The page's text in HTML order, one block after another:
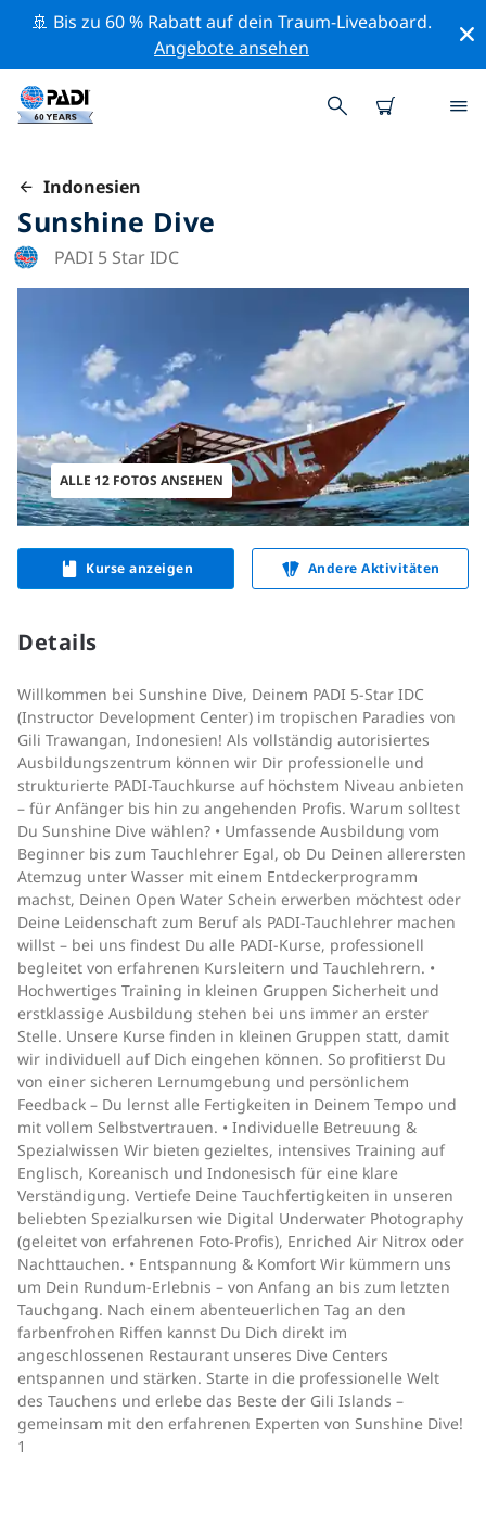
🚢 Bis zu 60 % Rabatt auf dein Traum-Liveaboard.
Angebote ansehen
Indonesien
Sunshine Dive
PADI 5 Star IDC
ALLE 12 FOTOS ANSEHEN
Kurse anzeigen Andere Aktivitäten
Details
Willkommen bei Sunshine Dive, Deinem PADI 5-Star IDC
(Instructor Development Center) im tropischen Paradies von
Gili Trawangan, Indonesien! Als vollständig autorisiertes
Ausbildungszentrum können wir Dir professionelle und
strukturierte PADI-Tauchkurse auf höchstem Niveau anbieten
– für Anfänger bis hin zu angehenden Profis. Warum solltest
Du Sunshine Dive wählen? • Umfassende Ausbildung vom
Beginner bis zum Tauchlehrer Egal, ob Du Deinen allerersten
Atemzug unter Wasser mit einem Entdeckerprogramm
machst, Deinen Open Water Schein erwerben möchtest oder
Deine Leidenschaft zum Beruf als PADI-Tauchlehrer machen
willst – bei uns findest Du alle PADI-Kurse, professionell
begleitet von erfahrenen Kursleitern und Tauchlehrern. •
Hochwertiges Training in kleinen Gruppen Sicherheit und
erstklassige Ausbildung stehen bei uns immer an erster
Stelle. Unsere Kurse finden in kleinen Gruppen statt, damit
wir individuell auf Dich eingehen können. So profitierst Du
von einer sicheren Lernumgebung und persönlichem
Feedback – Du lernst alle Fertigkeiten in Deinem Tempo und
mit vollem Selbstvertrauen. • Individuelle Betreuung &
Spezialwissen Wir bieten gezieltes, intensives Training auf
Englisch, Koreanisch und Indonesisch für eine klare
Verständigung. Vertiefe Deine Tauchfertigkeiten in unseren
beliebten Spezialkursen wie Digital Underwater Photography
(geleitet von erfahrenen Foto-Profis), Enriched Air Nitrox oder
Nachttauchen. • Entspannung & Komfort Wir kümmern uns
um Dein Rundum-Erlebnis – von Anfang an bis zum letzten
Tauchgang. Nach einem abenteuerlichen Tag an den
farbenfrohen Riffen kannst Du Dich direkt im
angeschlossenen Restaurant unseres Dive Centers
entspannen und stärken. Starte in die professionelle Welt
des Tauchens und erlebe das Beste der Gili Islands –
gemeinsam mit den erfahrenen Experten von Sunshine Dive!
1